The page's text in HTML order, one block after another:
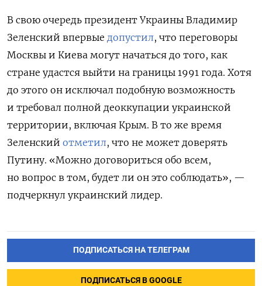
В свою очередь президент Украины Владимир
Зеленский впервые допустил, что переговоры
Москвы и Киева могут начаться до того, как
стране удастся выйти на границы 1991 года. Хотя
до этого он исключал подобную возможность
и требовал полной деоккупации украинской
территории, включая Крым. В то же время
Зеленский отметил, что не может доверять
Путину. «Можно договориться обо всем,
но вопрос в том, будет ли он это соблюдать», —
подчеркнул украинский лидер.
ПОДПИСАТЬСЯ НА ТЕЛЕГРАМ
ПОДПИСАТЬСЯ В GOOGLE